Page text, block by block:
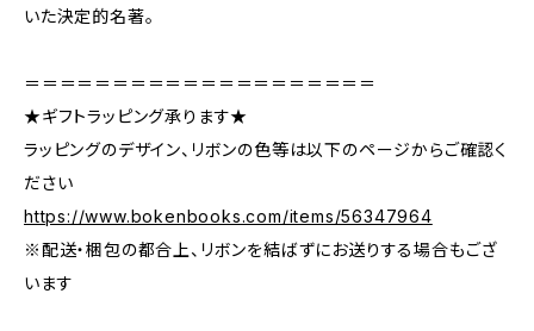
いた決定的名著。
＝＝＝＝＝＝＝＝＝＝＝＝＝＝＝＝＝＝＝＝
★ギフトラッピング承ります★
ラッピングのデザイン、リボンの色等は以下のページからご確認く
ださい
https://www.bokenbooks.com/items/56347964
※配送・梱包の都合上、リボンを結ばずにお送りする場合もござ
います